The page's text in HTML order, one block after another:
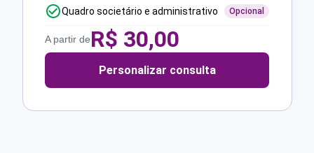
Quadro societário e administrativo Opcional
A partir deR$ 30,00
Personalizar consulta